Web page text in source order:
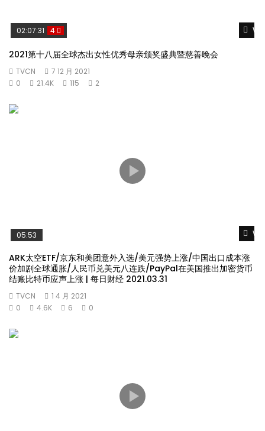
02:07:31 4
2021第十八届全球杰出女性优秀母亲颁奖盛典暨慈善晚会
TVCN
7 12 月 2021
0
21.4K 115 2
05:53
ARK太空ETF/京东和美团意外入选/美元强势上涨/中国出口成本涨
价加剧全球通胀/人民币兑美元八连跌/PayPal在美国推出加密货币
结账比特币应声上涨 | 每日财经 2021.03.31
TVCN
1 4 月 2021
0
4.6K 6 0